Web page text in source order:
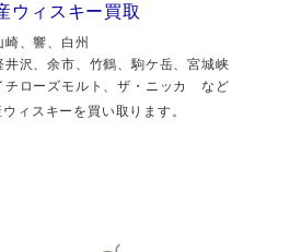
ウィスキー買取
崎、響、白州
井沢、余市、竹鶴、駒ケ岳、宮城峡
チローズモルト、ザ・ニッカ など
ウィスキーを買い取ります。